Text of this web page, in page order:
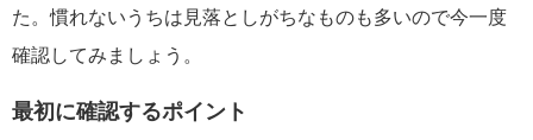
た。慣れないうちは見落としがちなものも多いので今一度
確認してみましょう。
最初に確認するポイント